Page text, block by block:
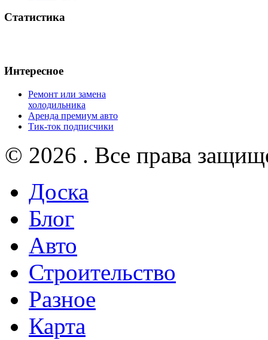
Статистика
Интересное
Ремонт или замена
холодильника
Аренда премиум авто
Тик-ток подписчики
© 2026 . Все права
Доска
Блог
Авто
Строительство
Разное
Карта